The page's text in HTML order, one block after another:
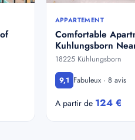
APPARTEMENT
Comfortable
Kuhlungsborn
18225 Kühlungsborn
9,1 Fabuleux · 8 avis
A partir de 124 €